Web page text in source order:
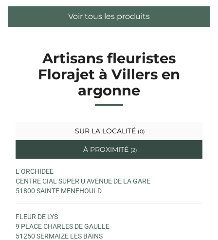
Voir tous les produits
Artisans fleuristes
Florajet à Villers en
argonne
SUR LA LOCALITÉ (0)
À PROXIMITÉ (2)
L ORCHIDEE
CENTRE CIAL SUPER U AVENUE DE LA GARE
51800 SAINTE MENEHOULD
FLEUR DE LYS
9 PLACE CHARLES DE GAULLE
51250 SERMAIZE LES BAINS